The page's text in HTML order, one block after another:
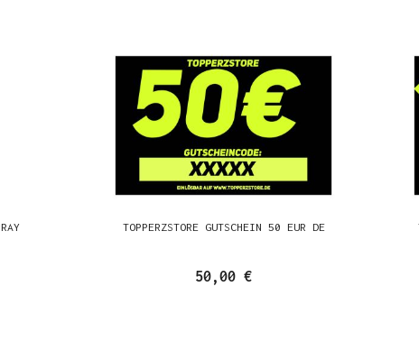
TOPPERZSTORE GUTSCHEIN 50 EUR DE
50,00 €